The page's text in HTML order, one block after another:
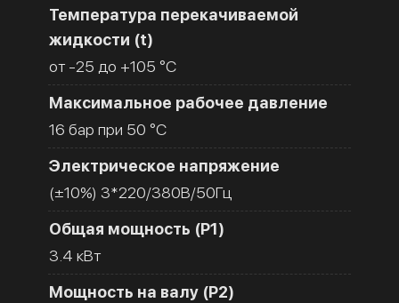
Температура перекачиваемой
жидкости (t)
от -25 до +105 °C
Максимальное рабочее давление
16 бар при 50 °C
Электрическое напряжение
(±10%) 3*220/380В/50Гц
Общая мощность (Р1)
3.4 кВт
Мощность на валу (Р2)